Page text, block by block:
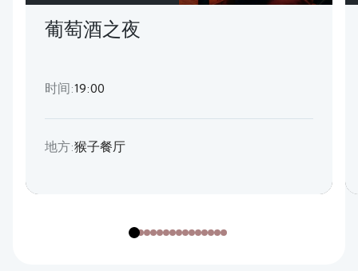
葡萄酒之夜
时间:19:00
地方:猴子餐厅